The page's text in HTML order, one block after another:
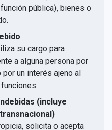
pública), bienes o
su cargo para
a alguna persona por
un interés ajeno al
(incluye
solicita o acepta